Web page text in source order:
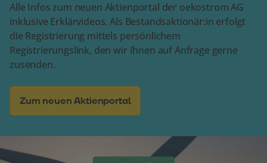
Alle Infos zum neuen Aktienportal der oekostrom AG
inklusive Erklärvideos. Als Bestandsaktionär:in erfolgt
die Registrierung mittels persönlichem
Registrierungslink, den wir Ihnen auf Anfrage gerne
zusenden.
Zum neuen Aktienportal